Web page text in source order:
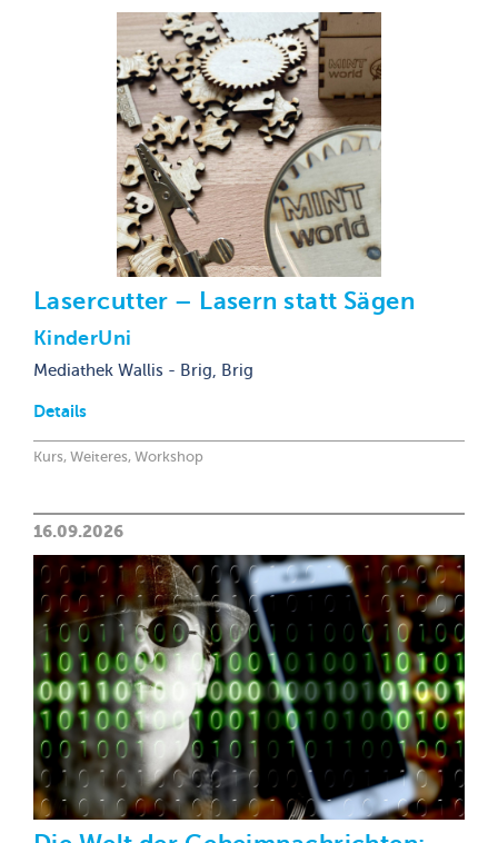
Lasercutter – Lasern statt Sägen
KinderUni
Mediathek Wallis - Brig, Brig
Details
Kurs, Weiteres, Workshop
16.09.2026